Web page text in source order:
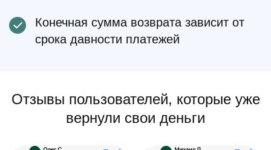
Конечная сумма возврата зависит от
срока давности платежей
Отзывы пользователей, которые уже
вернули свои деньги